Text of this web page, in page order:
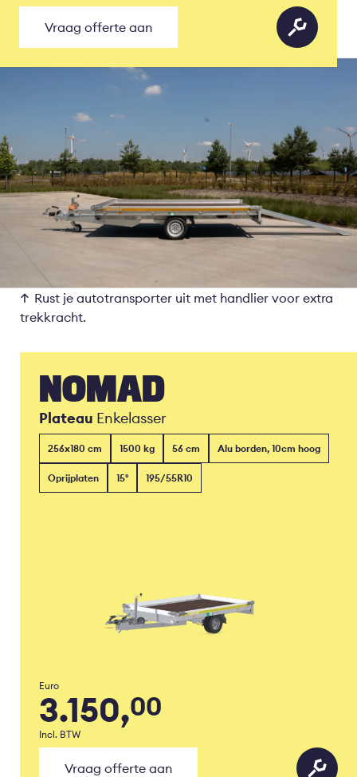
Rust je autotransporter uit met handlier voor extra
trekkracht.
Vraag offerte aan
NOMAD
Plateau Enkelasser
256x180 cm 1500 kg 56 cm Alu borden, 10cm hoog
Oprijplaten 15° 195/55R10
Euro
3.150,00
Incl. BTW
Vraag offerte aan